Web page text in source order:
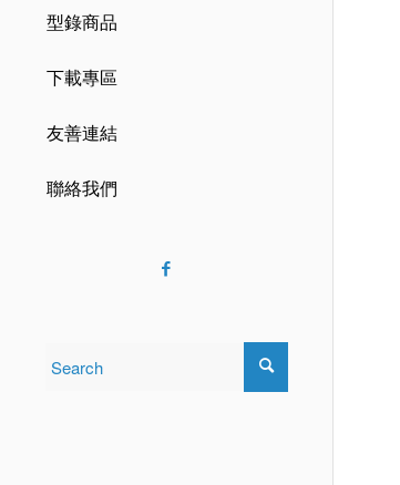
型錄商品
下載專區
友善連結
聯絡我們